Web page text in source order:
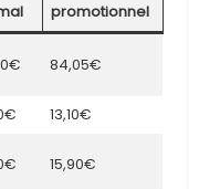
promotionnel
84,05€
13,10€
15,90€